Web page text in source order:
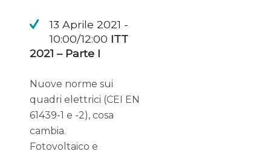
13 Aprile 2021 -
10:00/12:00 ITT
2021 – Parte I
Nuove norme sui
quadri elettrici (CEI EN
61439-1 e -2), cosa
cambia.
Fotovoltaico e